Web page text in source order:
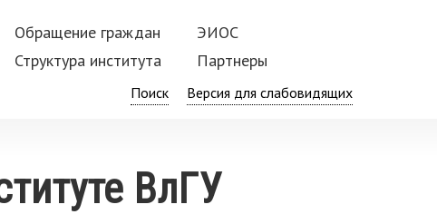
Обращение граждан
ЭИОС
Структура института Партнеры
Поиск
ВлГУ